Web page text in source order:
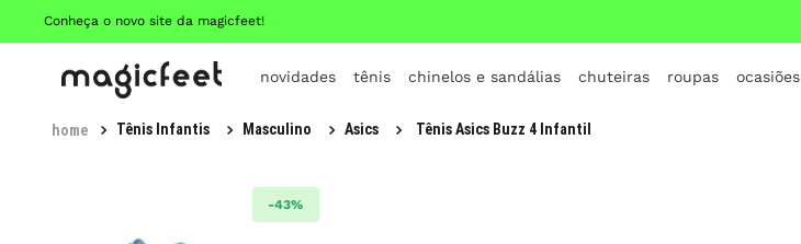
Conheça o novo site da magicfeet!
novidades tênis chinelos e sandálias chuteiras roupas ocasiões
Tênis Infantis Masculino Asics Tênis Asics Buzz 4 Infantil
-43%
TERMOS MAIS BUSCADOS